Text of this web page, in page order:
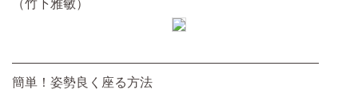
（竹下雅敏）
————————————————————————
簡単！姿勢良く座る方法